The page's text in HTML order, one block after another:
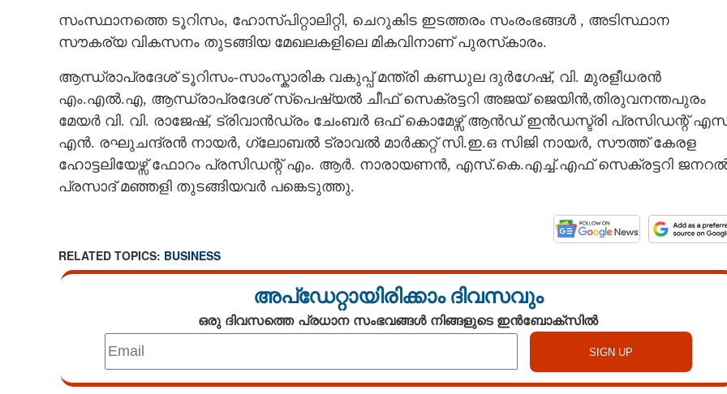
സംസ്ഥാനത്തെ ടൂറിസം, ഹോസ്‌പിറ്റാലിറ്റി, ചെറുകിട ഇടത്തരം സംരംഭങ്ങൾ , അടിസ്ഥാന
സൗകര്യ വികസനം തുടങ്ങിയ മേഖലകളിലെ മികവിനാണ് പുരസ്‌കാരം.
ആന്ധ്രാപ്രദേശ് ടൂറിസം-സാംസ്കാരിക വകുപ്പ് മന്ത്രി കണ്ഡുല ദുർഗേഷ്, വി. മുരളീധരൻ
എം.എൽ.എ, ആന്ധ്രാപ്രദേശ് സ്‌പെഷ്യൽ ചീഫ് സെക്രട്ടറി അജയ് ജെയിൻ,തിരുവനന്തപുരം
മേയർ വി. വി. രാജേഷ്, ട്രിവാൻഡ്രം ചേംബർ ഒഫ് കൊമേഴ്സ് ആൻഡ് ഇൻഡസ്ട്രി പ്രസിഡന്റ്
എൻ. രഘുചന്ദ്രൻ നായർ, ഗ്ലോബൽ ട്രാവൽ മാർക്കറ്റ് സി.ഇ.ഒ സിജി നായർ, സൗത്ത് കേരള
ഹോട്ടലിയേഴ്സ് ഫോറം പ്രസിഡന്റ് എം. ആർ. നാരായണൻ, എസ്‌.കെ.എച്ച്.എഫ് സെക്രട്ടറി
പ്രസാദ് മഞ്ഞളി തുടങ്ങിയവർ പങ്കെടുത്തു.
RELATED TOPICS: BUSINESS
അപ്ഡേറ്റായിരിക്കാം ദിവസവും
ഒരു ദിവസത്തെ പ്രധാന സംഭവങ്ങൾ നിങ്ങളുടെ ഇൻബോക്സിൽ